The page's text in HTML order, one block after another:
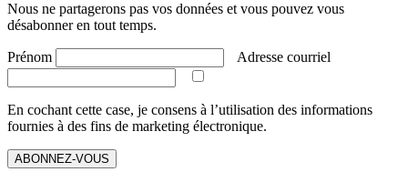
Nous ne partagerons pas vos données et vous pouvez vous
désabonner en tout temps.
Prénom Adresse courriel
En cochant cette case, je consens à l’utilisation des informations
fournies à des fins de marketing électronique.
ABONNEZ-VOUS